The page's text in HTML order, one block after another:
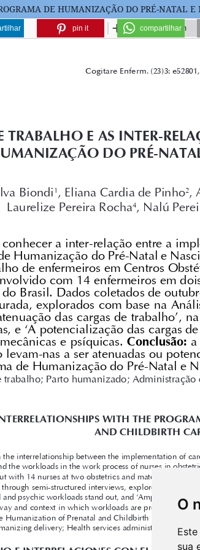
O
sua
DE HUMANIZAÇÃO DO PRÉ-NATAL
pin it compartilhar